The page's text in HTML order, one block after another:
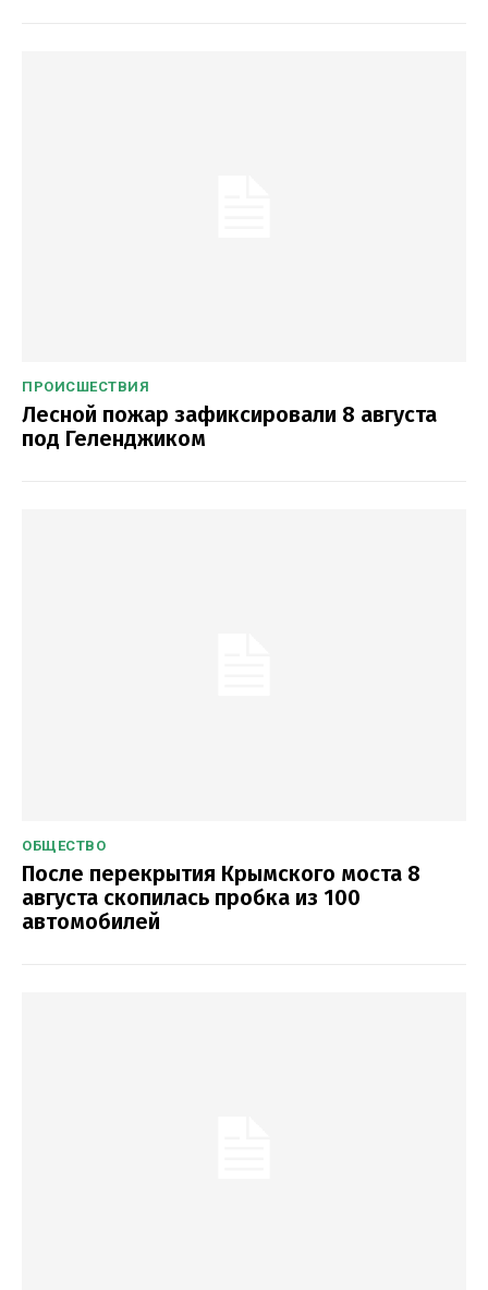
ПРОИСШЕСТВИЯ
Лесной пожар зафиксировали 8 августа
под Геленджиком
ОБЩЕСТВО
После перекрытия Крымского моста 8
августа скопилась пробка из 100
автомобилей